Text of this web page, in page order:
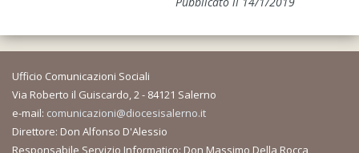
Ufficio Comunicazioni Sociali
Via Roberto il Guiscardo, 2 - 84121 Salerno
e-mail: comunicazioni@diocesisalerno.it
Direttore: Don Alfonso D'Alessio
Responsabile Servizio Informatico: Don Massimo Della Rocca